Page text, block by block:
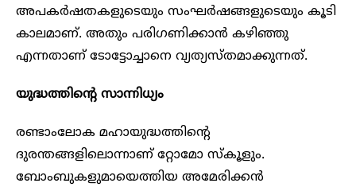
അപകർഷതകളുടെയും സംഘർഷങ്ങളുടെയും കൂടി
കാലമാണ്. അതും പരിഗണിക്കാൻ കഴിഞ്ഞു
എന്നതാണ് ടോട്ടോച്ചാനെ വ്യത്യസ്തമാക്കുന്നത്.
യുദ്ധത്തിന്റെ സാന്നിധ്യം
രണ്ടാംലോക മഹായുദ്ധത്തിന്റെ
ദുരന്തങ്ങളിലൊന്നാണ് റ്റോമോ സ്കൂളും.
ബോംബുകളുമായെത്തിയ അമേരിക്കൻ